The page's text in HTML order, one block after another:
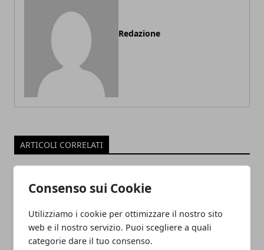
Consenso sui Cookie
Utilizziamo i cookie per ottimizzare il nostro sito
web e il nostro servizio. Puoi scegliere a quali
categorie dare il tuo consenso.
Redazione
ARTICOLI CORRELATI